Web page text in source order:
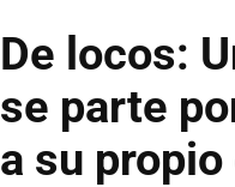
De locos:
se parte
a su